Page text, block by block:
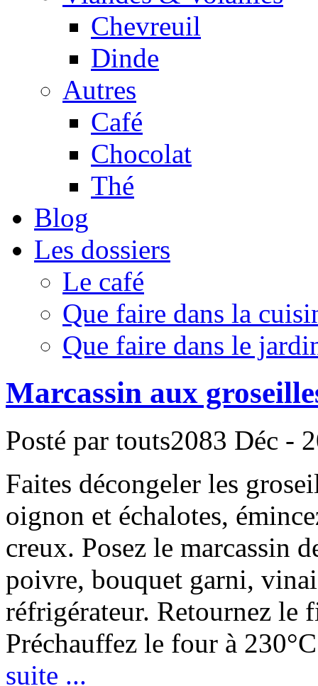
Chevreuil
Dinde
Autres
Café
Chocolat
Thé
Blog
Les dossiers
Le café
Que faire dans la
Que faire dans le
Marcassin aux
Posté par touts2083 Déc -
Faites décongeler les
oignon et échalotes,
creux. Posez le marcassin
poivre, bouquet garni,
réfrigérateur. Retournez le
Préchauffez le four à
suite ...